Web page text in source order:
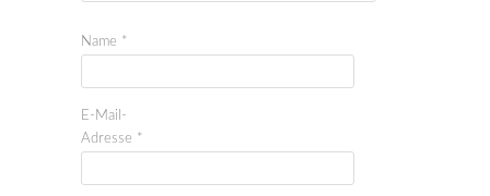
Name *
E-Mail-
Adresse *